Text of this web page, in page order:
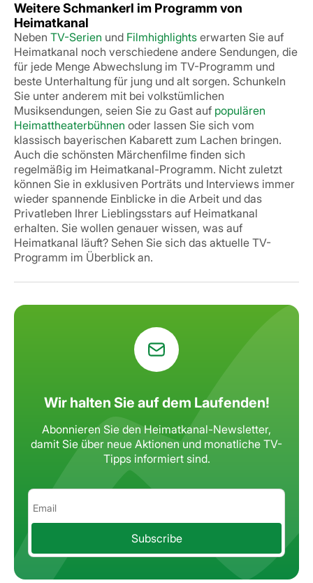
Weitere Schmankerl im Programm von
Heimatkanal
Neben TV-Serien und Filmhighlights erwarten Sie auf
Heimatkanal noch verschiedene andere Sendungen, die
für jede Menge Abwechslung im TV-Programm und
beste Unterhaltung für jung und alt sorgen. Schunkeln
Sie unter anderem mit bei volkstümlichen
Musiksendungen, seien Sie zu Gast auf populären
Heimattheaterbühnen oder lassen Sie sich vom
klassisch bayerischen Kabarett zum Lachen bringen.
Auch die schönsten Märchenfilme finden sich
regelmäßig im Heimatkanal-Programm. Nicht zuletzt
können Sie in exklusiven Porträts und Interviews immer
wieder spannende Einblicke in die Arbeit und das
Privatleben Ihrer Lieblingsstars auf Heimatkanal
erhalten. Sie wollen genauer wissen, was auf
Heimatkanal läuft? Sehen Sie sich das aktuelle TV-
Programm im Überblick an.
Wir halten Sie auf dem Laufenden!
Abonnieren Sie den Heimatkanal-Newsletter,
damit Sie über neue Aktionen und monatliche TV-
Tipps informiert sind.
Subscribe